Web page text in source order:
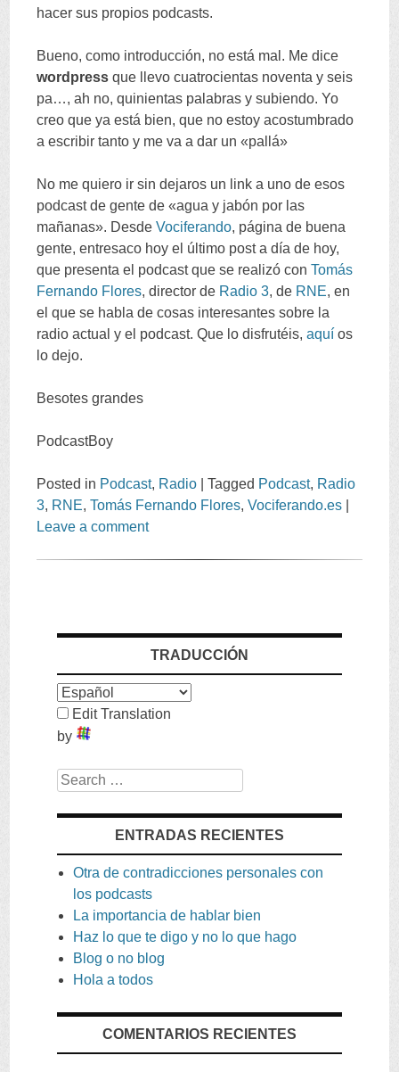
hacer sus propios podcasts.
Bueno, como introducción, no está mal. Me dice
wordpress que llevo cuatrocientas noventa y seis
pa…, ah no, quinientas palabras y subiendo. Yo
creo que ya está bien, que no estoy acostumbrado
a escribir tanto y me va a dar un «pallá»
No me quiero ir sin dejaros un link a uno de esos
podcast de gente de «agua y jabón por las
mañanas». DesdeVociferando, página de buena
gente, entresaco hoy el último post a día de hoy,
que presenta el podcast que se realizó conTomás
Fernando Flores, director de Radio 3, de RNE, en
el que se habla de cosas interesantes sobre la
radio actual y el podcast. Que lo disfrutéis,aquí os
lo dejo.
Besotes grandes
PodcastBoy
Posted in Podcast, Radio |Tagged Podcast, Radio
3, RNE,Tomás Fernando Flores,Vociferando.es
Leave a comment
TRADUCCIÓN
Edit Translation
by
Search
ENTRADAS RECIENTES
Otra de contradicciones personales con
los podcasts
La importancia de hablar bien
Haz lo que te digo y no lo que hago
Blog o no blog
Hola a todos
COMENTARIOS RECIENTES